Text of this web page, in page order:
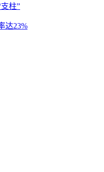
柱”
达23%